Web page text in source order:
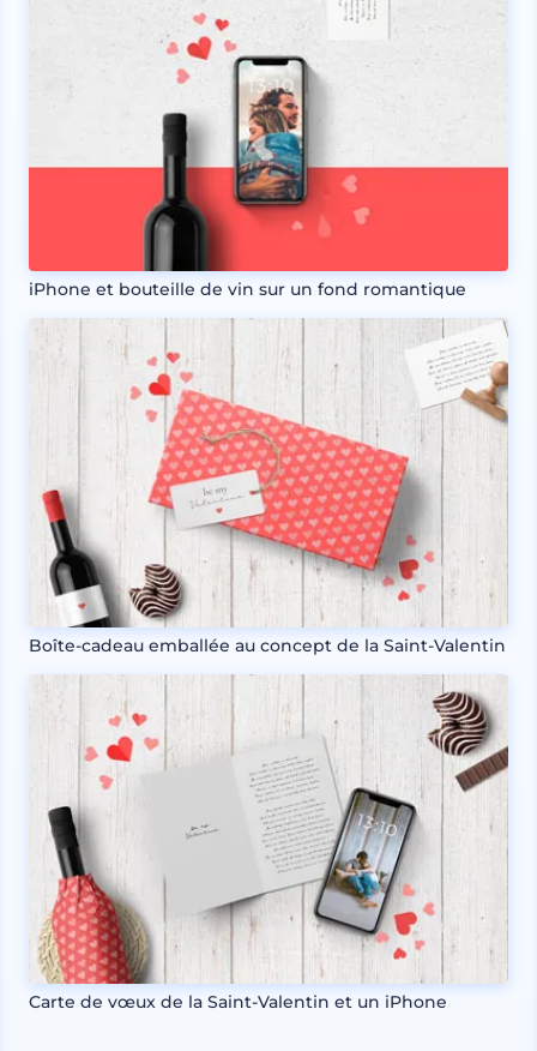
iPhone et bouteille de vin sur un fond romantique
Boîte-cadeau emballée au concept de la Saint-Valentin
Carte de vœux de la Saint-Valentin et un iPhone